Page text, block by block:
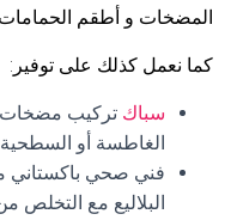
المضخات و أطقم
كما نعمل كذلك على توفير:
سباك تركيب مضخات
الغاطسة أو
فني صحي باكستاني
البلاليع مع